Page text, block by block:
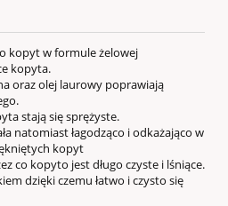
kopyt w formule żelowej
kopyta.
oraz olej laurowy poprawiają
stają się sprężyste.
natomiast łagodząco i odkażająco w
kopyt
co kopyto jest długo czyste i lśniące.
dzięki czemu łatwo i czysto się